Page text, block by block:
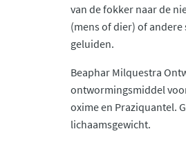
van de fokker naar de
(mens of dier) of
geluiden.
Beaphar Milquestra
ontwormingsmiddel
oxime en Praziquantel.
lichaamsgewicht.